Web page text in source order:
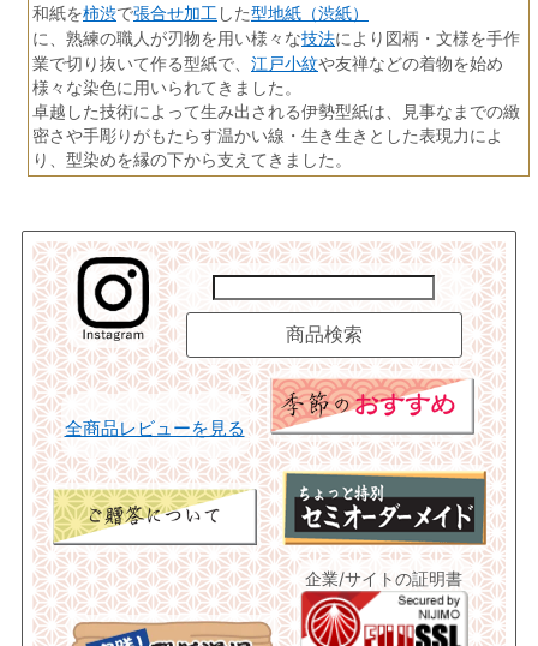
和紙を柿渋で張合せ加工 した型地紙（渋紙）
に、熟練の職人が刃物を用い様々な技法により図柄・文様を手作
業で切り抜いて作る型紙で、 江戸小紋や友禅などの着物を始め
様々な染色に用いられてきました。
卓越した技術によって生み出される伊勢型紙は、見事なまでの緻
密さや手彫りがもたらす温かい線・生き生きとした表現力によ
り、型染めを縁の下から支えてきました。
全商品レビューを見る
企業/サイトの証明書